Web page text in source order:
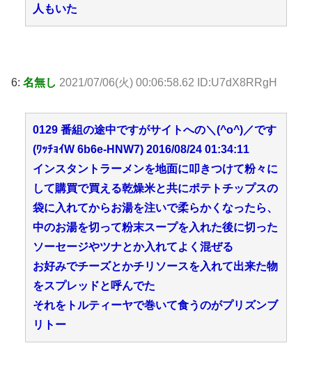
人もいた
6: 名無し 2021/07/06(火) 00:06:58.62 ID:U7dX8RRgH
0129 番組の途中ですがサイトへの＼(^o^)／です
(ﾜｯﾁｮｲW 6b6e-HNW7) 2016/08/24 01:34:11
インスタントラーメンを地面に叩きつけて粉々に
して購買で買える乾燥米と共にポテトチップスの
袋に入れてからお湯を注いで柔らかくなったら、
中のお湯を切って粉末スープを入れた後に切った
ソーセージやツナとか入れてよく混ぜる
お好みでチーズとかチリソースを入れて出来た物
をスプレッドと呼んでた
それをトルティーヤで巻いて食うのがプリズンブ
リトー